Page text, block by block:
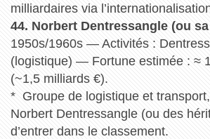
milliardaires via
44. Norbert Dentressangle (ou
1950s/1960s — Activités :
(logistique) — Fortune estimée : ≈
(~1,5 milliards €).
* Groupe de logistique et
Norbert Dentressangle (ou des
d’entrer dans le classement.